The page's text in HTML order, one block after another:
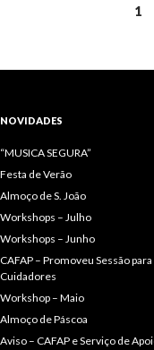
1
NOVIDADES
“MUSICA SEGURA”
Festa de Verão
Almoço de S. João
Workshops – Julho
Workshops – Junho
CAFAP – Promoveu Sessão para
Cuidadores
Workshop – Maio
Almoço de Páscoa
Aviso – CAFAP e Serviço de